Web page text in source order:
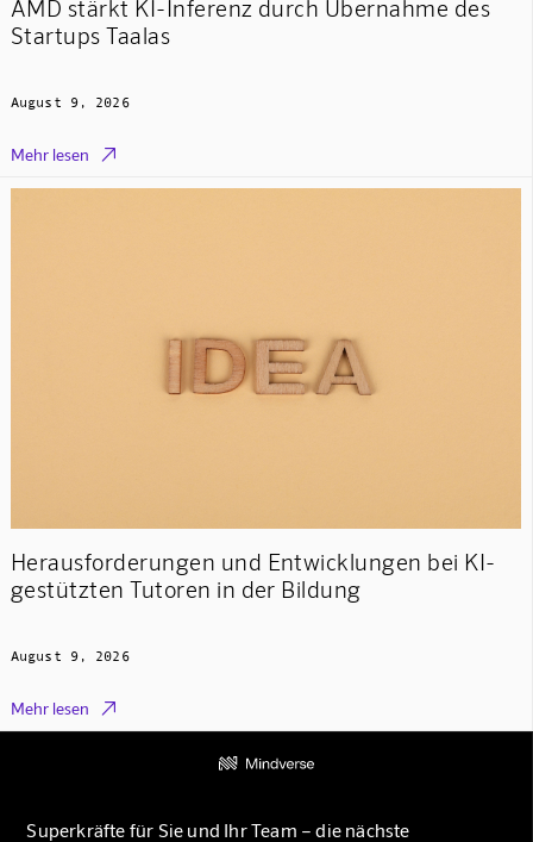
AMD stärkt KI-Inferenz durch Übernahme des
Startups Taalas
August 9, 2026
Mehr lesen 
Herausforderungen und Entwicklungen bei KI-
gestützten Tutoren in der Bildung
August 9, 2026
Mehr lesen 
Superkräfte für Sie und Ihr Team – die nächste